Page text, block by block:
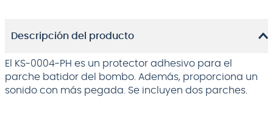
Descripción del producto
El KS-0004-PH es un protector adhesivo para el
parche batidor del bombo. Además, proporciona un
sonido con más pegada. Se incluyen dos parches.